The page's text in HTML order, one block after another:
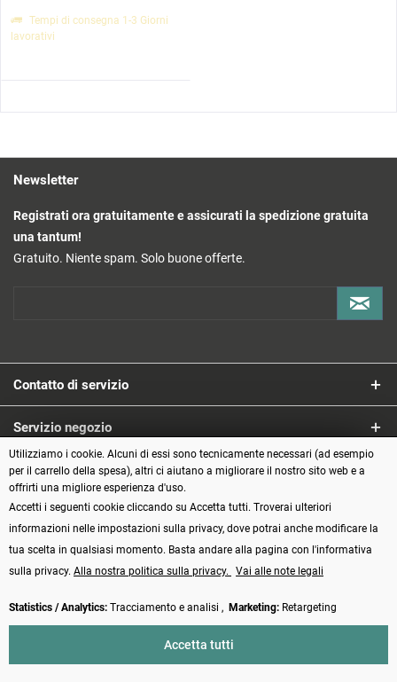
Tempi di consegna 1-3 Giorni
lavorativi
Newsletter
Registrati ora gratuitamente e assicurati la spedizione gratuita
una tantum!
Gratuito. Niente spam. Solo buone offerte.
Contatto di servizio
Servizio negozio
Informazioni
Metodi di pagamento
Vertrag widerrufen
Utilizziamo i cookie. Alcuni di essi sono tecnicamente necessari (ad esempio
per il carrello della spesa), altri ci aiutano a migliorare il nostro sito web e a
offrirti una migliore esperienza d'uso.
Accetti i seguenti cookie cliccando su Accetta tutti. Troverai ulteriori
informazioni nelle impostazioni sulla privacy, dove potrai anche modificare la
tua scelta in qualsiasi momento. Basta andare alla pagina con l'informativa
sulla privacy. Alla nostra politica sulla privacy. Vai alle note legali
Statistics / Analytics: Tracciamento e analisi , Marketing: Retargeting
Accetta tutti